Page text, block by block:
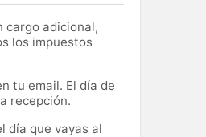
cargo adicional,
los impuestos
tu email. El día de
recepción.
día que vayas al